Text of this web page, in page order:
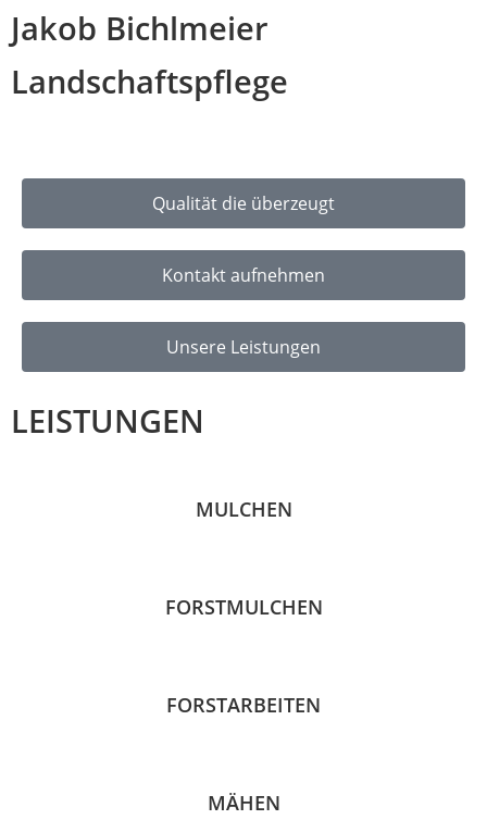
Jakob Bichlmeier
Landschaftspflege
Qualität die überzeugt
Kontakt aufnehmen
Unsere Leistungen
LEISTUNGEN
MULCHEN
FORSTMULCHEN
FORSTARBEITEN
MÄHEN